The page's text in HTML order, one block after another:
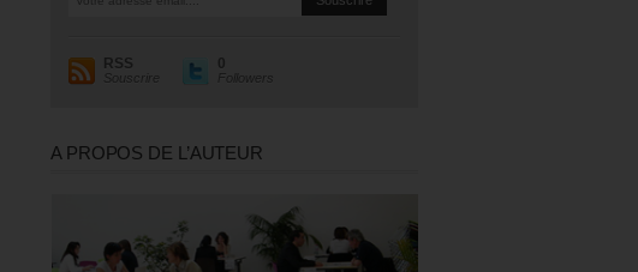
RSS
Souscrire
0
Followers
A PROPOS DE L’AUTEUR